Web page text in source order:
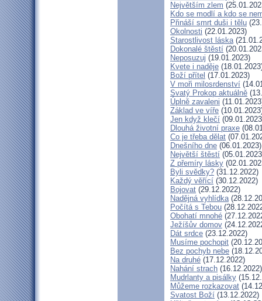
Největším zlem
Kdo se modlí a kdo se
Přináší smrt duši i tělu
Okolnosti (22.01.2023)
Starostlivost láska
Dokonalé štěstí
Neposuzuj (19.01.2023)
Kvete i naděje
Boží přítel (17.01.2023)
V moři milosrdenství
Svatý Prokop aktuálně
Úplně zavaleni
Základ ve víře
Jen když klečí
Dlouhá životní praxe
Co je třeba dělat
Dnešního dne (06.01.2023)
Největší štěstí
Z přemíry lásky
Byli svědky? (31.12.2022)
Každý věřící (30.12.2022)
Bojovat (29.12.2022)
Nadějná vyhlídka
Počítá s Tebou
Obohatí mnohé
Ježíšův domov
Dát srdce (23.12.2022)
Musíme pochopit
Bez pochyb nebe
Na druhé (17.12.2022)
Nahání strach (16.12.2022)
Mudrlanty a pisálky
Můžeme rozkazovat
Svatost Boží (13.12.2022)